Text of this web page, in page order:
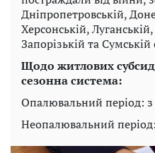
Дніпропетровській,
Херсонській,
Запорізькій та Сумській
Щодо житлових
сезонна система:
Опалювальний період:
Неопалювальний